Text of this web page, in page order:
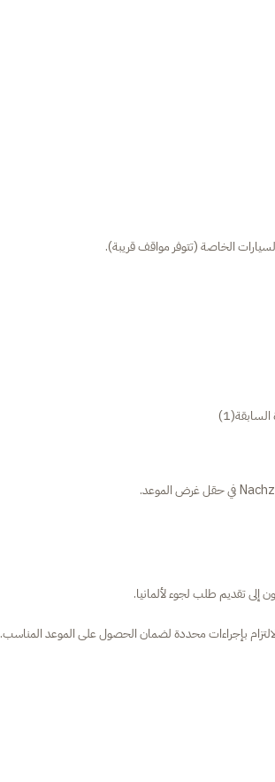
الخاصة (تتوفر مواقف قريبة).
إلى تقديم طلب لجوء لألمانيا.
بإجراءات محددة لضمان الحصول على الموعد المناسب.